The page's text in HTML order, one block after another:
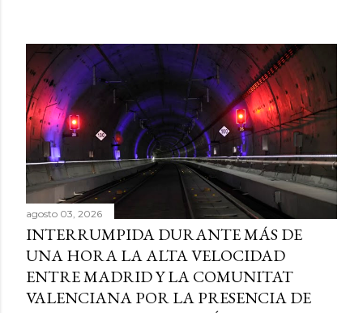
agosto 03, 2026
INTERRUMPIDA DURANTE MÁS DE
UNA HORA LA ALTA VELOCIDAD
ENTRE MADRID Y LA COMUNITAT
VALENCIANA POR LA PRESENCIA DE